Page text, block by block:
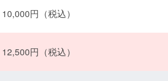
10,000円（税込）
12,500円（税込）